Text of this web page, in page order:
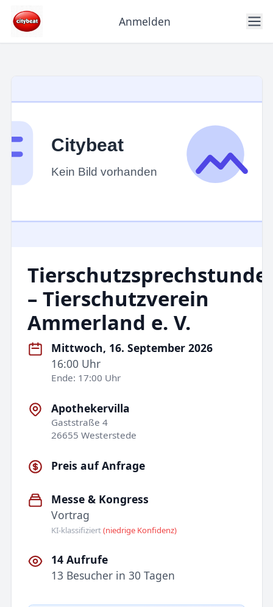
Anmelden
Tierschutzsprechstunde
– Tierschutzverein
Ammerland e. V.
Mittwoch, 16. September 2026
16:00 Uhr
Ende: 17:00 Uhr
Apothekervilla
Gaststraße 4
26655 Westerstede
Preis auf Anfrage
Messe & Kongress
Vortrag
KI-klassifiziert(niedrige Konfidenz)
14 Aufrufe
13 Besucher in 30 Tagen